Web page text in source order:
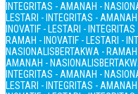
INTEGRITAS - AMANAH -
LESTARI - INTEGRITAS -
INOVATIF - LESTARI -
RAMAH - INOVATIF - LESTARI -
NASIONALISBERTAKWA -
AMANAH - NASIONALIS
INTEGRITAS - AMANAH -
LESTARI - INTEGRITAS -